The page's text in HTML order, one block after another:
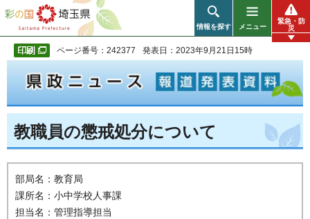
彩の国 埼玉県
情報を探す メニュー
緊急・防
災
ページ番号：242377 発表日：2023年9月21日15時
教職員の懲戒処分について
部局名：教育局
課所名：小中学校人事課
担当名：管理指導担当